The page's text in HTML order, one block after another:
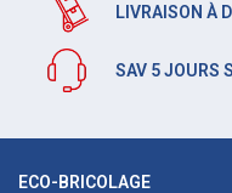
LIVRAISON À
SAV 5 JOURS
ECO-BRICOLAGE